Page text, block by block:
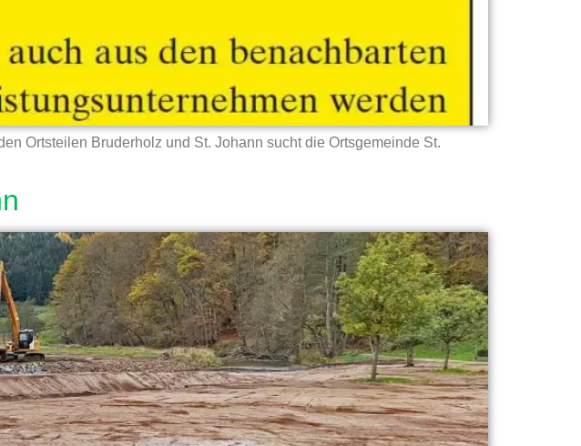
Ortsteilen Bruderholz und St. Johann sucht die Ortsgemeinde St.